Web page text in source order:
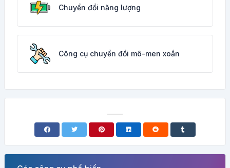
Chuyển đổi năng lượng
Công cụ chuyển đổi mô-men xoắn